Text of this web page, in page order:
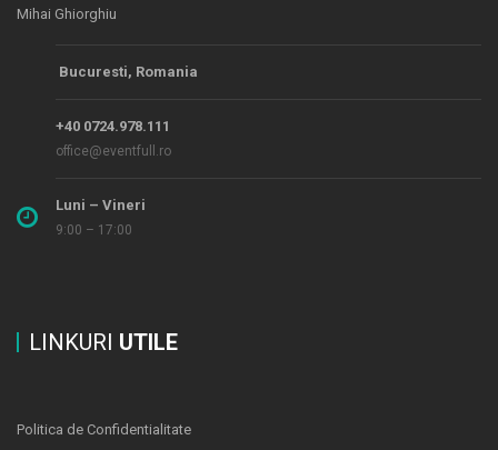
Mihai Ghiorghiu
Bucuresti, Romania
+40 0724.978.111
office@eventfull.ro
Luni – Vineri
9:00 – 17:00
LINKURI UTILE
Politica de Confidentialitate